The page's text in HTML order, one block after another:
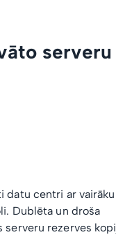
datu centri ar vairāku
Dublēta un droša
serveru rezerves